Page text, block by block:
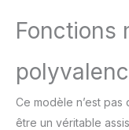
Fonctions
Ce modèle n’est pas
être un véritable